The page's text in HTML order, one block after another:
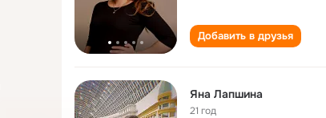
Добавить в друзья
Яна Лапшина
21 год